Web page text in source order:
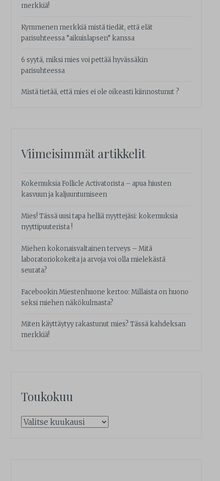
merkkiä!
Kymmenen merkkiä mistä tiedät, että elät
parisuhteessa ”aikuislapsen” kanssa
6 syytä, miksi mies voi pettää hyvässäkin
parisuhteessa
Mistä tietää, että mies ei ole oikeasti kiinnostunut ?
Viimeisimmät artikkelit
Kokemuksia Follicle Activatorista – apua hiusten
kasvuun ja kaljuuntumiseen
Mies! Tässä uusi tapa helliä nyyttejäsi: kokemuksia
nyyttipuuterista !
Miehen kokonaisvaltainen terveys – Mitä
laboratoriokokeita ja arvoja voi olla mielekästä
seurata?
Facebookin Miestenhuone kertoo: Millaista on huono
seksi miehen näkökulmasta?
Miten käyttäytyy rakastunut mies? Tässä kahdeksan
merkkiä!
Toukokuu